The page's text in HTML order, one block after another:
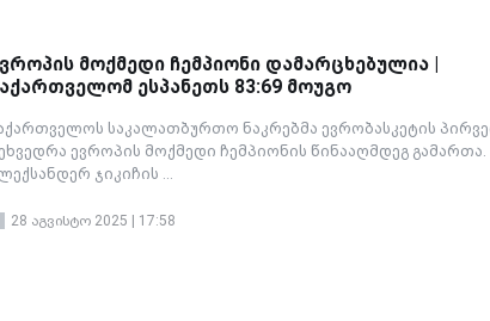
მოქმედი ჩემპიონი დამარცხებულია |
ესპანეთს 83:69 მოუგო
საკალათბურთო ნაკრებმა ევრობასკეტის
ევროპის მოქმედი ჩემპიონის წინააღმდეგ გამართა.
ჯიკიჩის ...
28 აგვისტო 2025 | 17:58